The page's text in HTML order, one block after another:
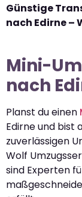
Günstige
nach Edirne –
Mini-
nach
Planst du einen
Edirne und bist
zuverlässigen
Wolf
sind Experten